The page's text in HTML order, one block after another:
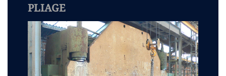
PLIAGE